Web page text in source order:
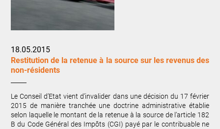
18.05.2015
Restitution de la retenue à la source sur les revenus des
non-résidents
Le Conseil d’Etat vient d’invalider dans une décision du 17 février
2015 de manière tranchée une doctrine administrative établie
selon laquelle le montant de la retenue à la source de l’article 182
B du Code Général des Impôts (CGI) payé par le contribuable ne